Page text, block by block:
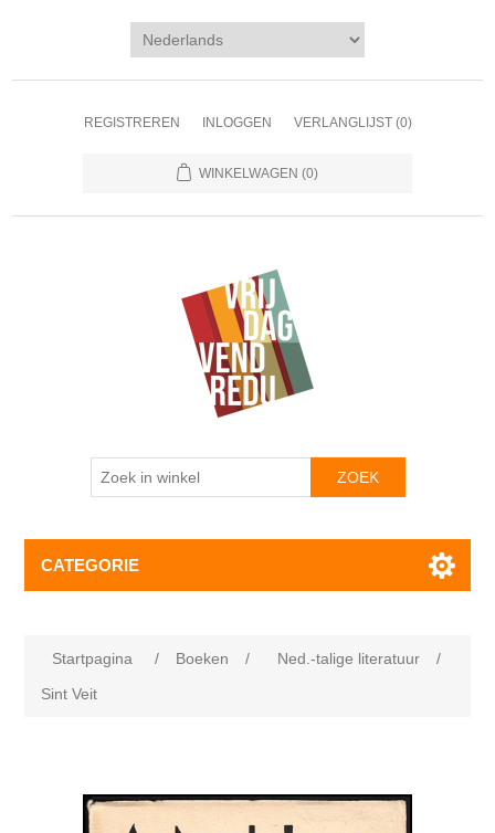
REGISTREREN INLOGGEN VERLANGLIJST (0)
WINKELWAGEN (0)
CATEGORIE
Startpagina / Boeken / Ned.-talige literatuur
/
Sint Veit